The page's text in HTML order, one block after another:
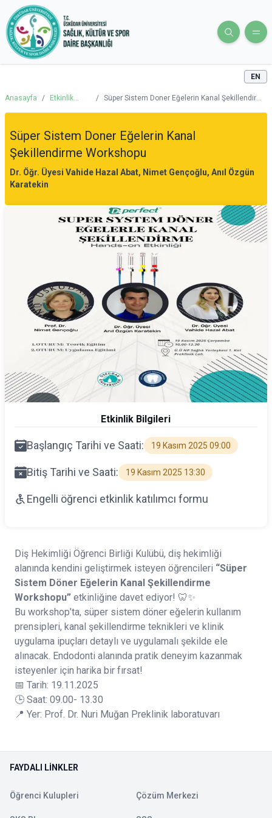
EN
Anasayfa /
Etkinlik
/ Süper Sistem Doner Eğelerin Kanal Şekillendirme
Süper Sistem Doner Eğelerin Kanal
Şekillendirme Workshopu
Dr. Öğr. Üyesi Vahide Hazal Abat, Nimet Gençoğlu, Anıl Özgün
Karatekin
Etkinlik Bilgileri
Başlangıç Tarihi ve Saati: 19 Kasım 2025 09:00
Bitiş Tarihi ve Saati: 19 Kasım 2025 13:30
Engelli öğrenci etkinlik katılımcı formu
Diş Hekimliği Öğrenci Birliği Kulübü, diş hekimliği
alanında kendini geliştirmek isteyen öğrencileri “Süper
Sistem Döner Eğelerin Kanal Şekillendirme
Workshopu” etkinliğine davet ediyor! 🦷✨
Bu workshop’ta, süper sistem döner eğelerin kullanım
prensipleri, kanal şekillendirme teknikleri ve klinik
uygulama ipuçları detaylı ve uygulamalı şekilde ele
alınacak. Endodonti alanında pratik deneyim kazanmak
isteyenler için harika bir fırsat!
📅 Tarih: 19.11.2025
🕒 Saat: 09.00- 13.30
📍 Yer: Prof. Dr. Nuri Muğan Preklinik laboratuvarı
FAYDALI LINKLER
Öğrenci Kulupleri Çözüm Merkezi